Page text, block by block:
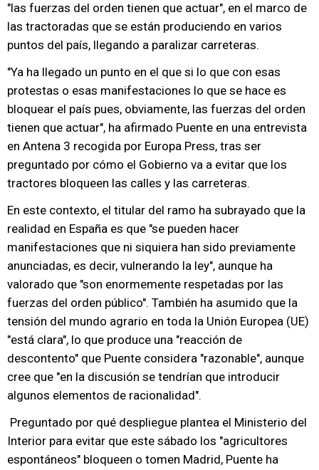
"las fuerzas del orden tienen que actuar", en el marco de
las tractoradas que se están produciendo en varios
puntos del país, llegando a paralizar carreteras.
"Ya ha llegado un punto en el que si lo que con esas
protestas o esas manifestaciones lo que se hace es
bloquear el país pues, obviamente, las fuerzas del orden
tienen que actuar", ha afirmado Puente en una entrevista
en Antena 3 recogida por Europa Press, tras ser
preguntado por cómo el Gobierno va a evitar que los
tractores bloqueen las calles y las carreteras.
En este contexto, el titular del ramo ha subrayado que la
realidad en España es que "se pueden hacer
manifestaciones que ni siquiera han sido previamente
anunciadas, es decir, vulnerando la ley", aunque ha
valorado que "son enormemente respetadas por las
fuerzas del orden público". También ha asumido que la
tensión del mundo agrario en toda la Unión Europea (UE)
"está clara", lo que produce una "reacción de
descontento" que Puente considera "razonable", aunque
cree que "en la discusión se tendrían que introducir
algunos elementos de racionalidad".
Preguntado por qué despliegue plantea el Ministerio del
Interior para evitar que este sábado los "agricultores
espontáneos" bloqueen o tomen Madrid, Puente ha